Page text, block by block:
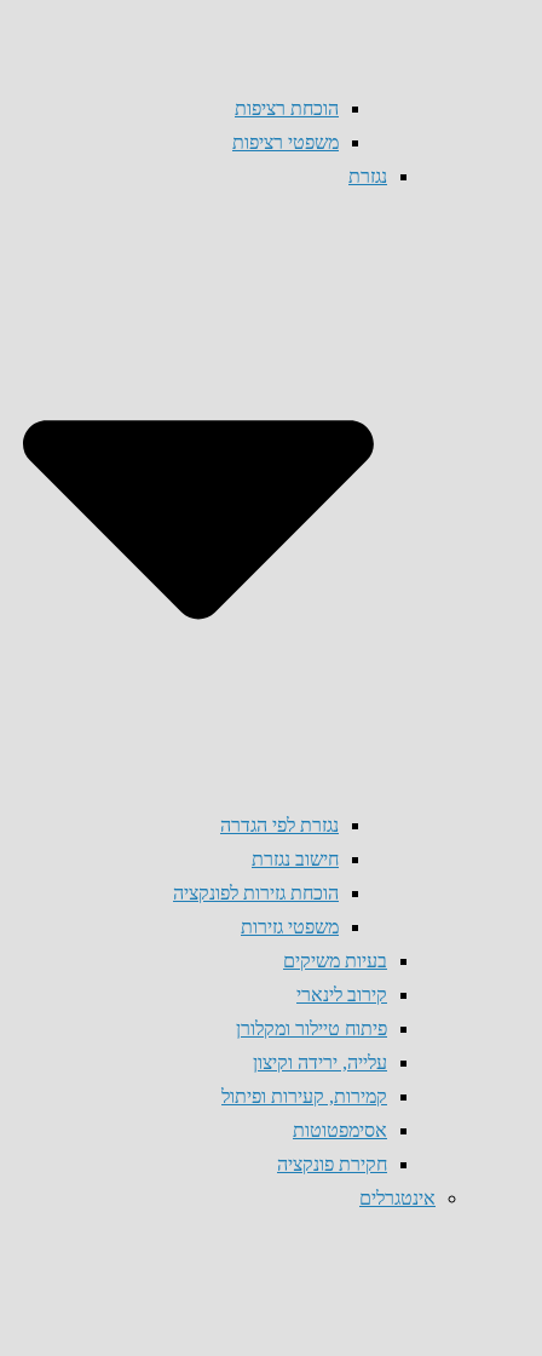
הוכחת רציפות
משפטי רציפות
נגזרת
נגזרת לפי הגדרה
חישוב נגזרת
הוכחת גזירות לפונקציה
משפטי גזירות
בעיות משיקים
קירוב לינארי
פיתוח טיילור ומקלורן
עלייה, ירידה וקיצון
קמירות, קעירות ופיתול
אסימפטוטות
חקירת פונקציה
אינטגרלים